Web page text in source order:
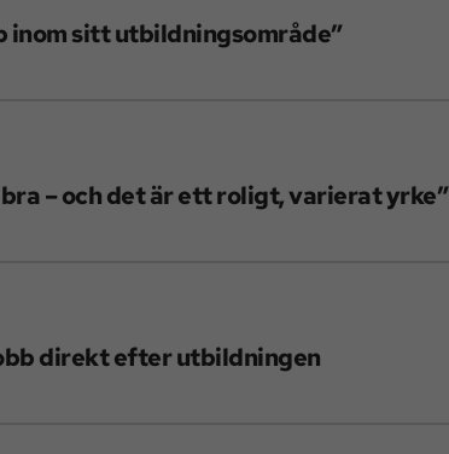
inom sitt utbildningsområde”
– och det är ett roligt, varierat yrke”
direkt efter utbildningen